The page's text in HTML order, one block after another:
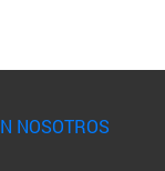
NOSOTROS